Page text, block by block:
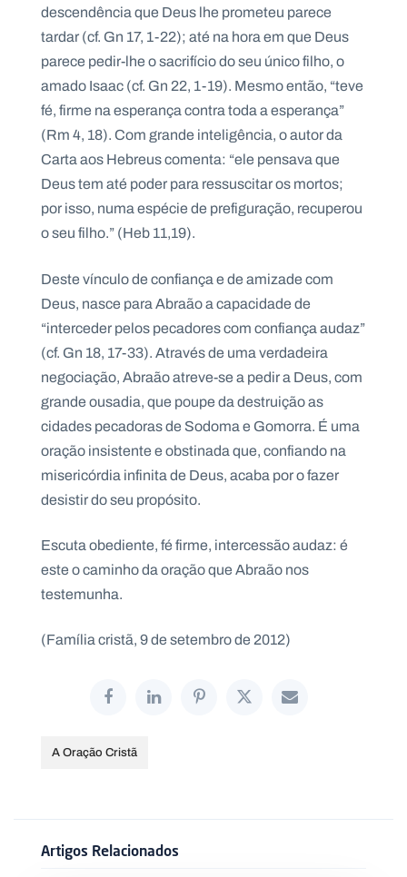
descendência que Deus lhe prometeu parece
tardar (cf. Gn 17, 1-22); até na hora em que Deus
parece pedir-lhe o sacrifício do seu único filho, o
amado Isaac (cf. Gn 22, 1-19). Mesmo então, “teve
fé, firme na esperança contra toda a esperança”
(Rm 4, 18). Com grande inteligência, o autor da
Carta aos Hebreus comenta: “ele pensava que
Deus tem até poder para ressuscitar os mortos;
por isso, numa espécie de prefiguração, recuperou
o seu filho.” (Heb 11,19).
Deste vínculo de confiança e de amizade com
Deus, nasce para Abraão a capacidade de
“interceder pelos pecadores com confiança audaz”
(cf. Gn 18, 17-33). Através de uma verdadeira
negociação, Abraão atreve-se a pedir a Deus, com
grande ousadia, que poupe da destruição as
cidades pecadoras de Sodoma e Gomorra. É uma
oração insistente e obstinada que, confiando na
misericórdia infinita de Deus, acaba por o fazer
desistir do seu propósito.
Escuta obediente, fé firme, intercessão audaz: é
este o caminho da oração que Abraão nos
testemunha.
(Família cristã, 9 de setembro de 2012)
A Oração Cristã
Artigos Relacionados